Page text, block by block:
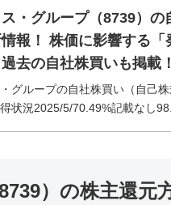
・グループ（8739）
報！ 株価に影響する「
去の自社株買いも掲載！
グループの自社株買い（自己
状況2025/5/70.49%記載なし
）の株主還元